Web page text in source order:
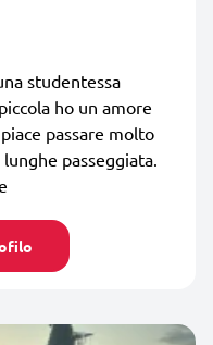
studentessa
ho un amore
passare molto
passeggiata.